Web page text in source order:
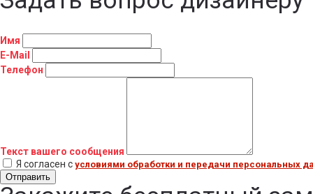
Имя
E-Mail
Телефон
Текст вашего сообщения
Я согласен с условиями обработки и передачи персональных
Отправить